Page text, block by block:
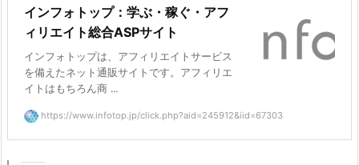
インフォトップ：学ぶ・稼ぐ・アフ
ィリエイト総合ASPサイト
インフォトップは、アフィリエイトサービス
を備えたネット通販サイトです。アフィリエ
イトはもちろん商 ...
https://www.infotop.jp/click.php?aid=245912&iid=67303